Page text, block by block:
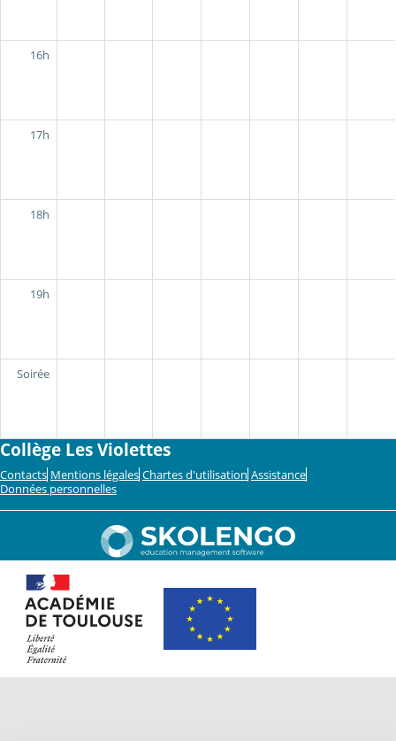
16h
17h
18h
19h
Soirée
Collège Les Violettes
Contacts Mentions légales Chartes d'utilisation Assistance
Données personnelles